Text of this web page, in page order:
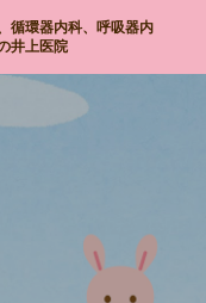
循環器内科、呼吸器内
井上医院